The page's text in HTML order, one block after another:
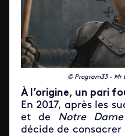
© Program33 - Mr
À l’origine, un pari
En 2017, après les
et de Notre
décide de consacrer